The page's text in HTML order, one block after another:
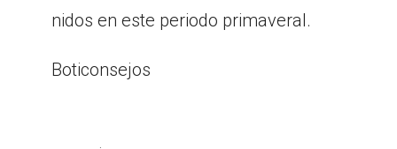
nidos en este periodo primaveral.
Boticonsejos